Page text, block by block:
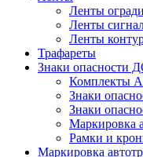
Ленты
Ленты
Ленты
Трафареты
Знаки опасности
Комплекты
Знаки
Знаки
Маркировка
Рамки и
Маркировка